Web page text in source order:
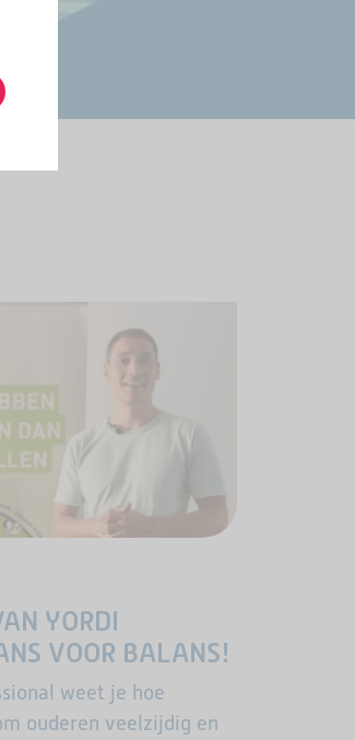
YORDI
VOOR BALANS!
weet je hoe
ouderen veelzijdig en